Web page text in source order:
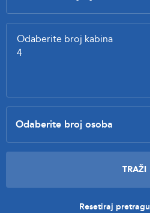
Resetiraj pretragu